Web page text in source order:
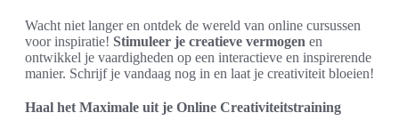
Wacht niet langer en ontdek de wereld van online cursussen
voor inspiratie! Stimuleer je creatieve vermogen en
ontwikkel je vaardigheden op een interactieve en inspirerende
manier. Schrijf je vandaag nog in en laat je creativiteit bloeien!
Haal het Maximale uit je Online Creativiteitstraining